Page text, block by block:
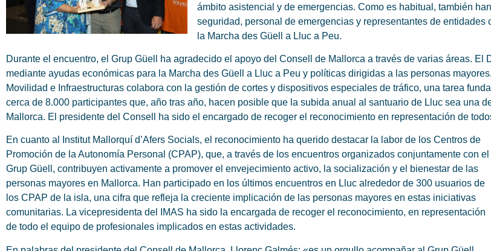
ámbito asistencial y de emergencias. Como es habitual, también
seguridad, personal de emergencias y representantes de
la Marcha des Güell a Lluc a Peu.
Durante el encuentro, el Grup Güell ha agradecido el apoyo del Consell de Mallorca a través de varias áreas. El
mediante ayudas económicas para la Marcha des Güell a Lluc a Peu y políticas dirigidas a las personas
Movilidad e Infraestructuras colabora con la gestión de cortes y dispositivos especiales de tráfico, una tarea
cerca de 8.000 participantes que, año tras año, hacen posible que la subida anual al santuario de Lluc sea una
Mallorca. El presidente del Consell ha sido el encargado de recoger el reconocimiento en representación de
En cuanto al Institut Mallorquí d’Afers Socials, el reconocimiento ha querido destacar la labor de los Centros de
Promoción de la Autonomía Personal (CPAP), que, a través de los encuentros organizados conjuntamente con el
Grup Güell, contribuyen activamente a promover el envejecimiento activo, la socialización y el bienestar de las
personas mayores en Mallorca. Han participado en los últimos encuentros en Lluc alrededor de 300 usuarios de
los CPAP de la isla, una cifra que refleja la creciente implicación de las personas mayores en estas iniciativas
comunitarias. La vicepresidenta del IMAS ha sido la encargada de recoger el reconocimiento, en representación
de todo el equipo de profesionales implicados en estas actividades.